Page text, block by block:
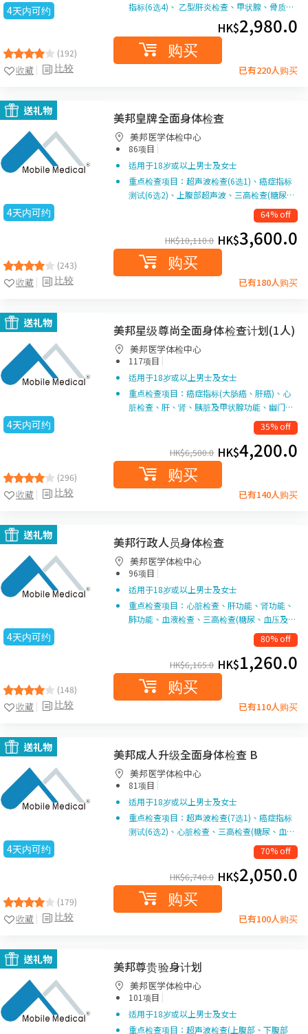
4天内可约
(192)
比较
收藏
指标(6选4)、 乙型肝炎检查、甲状腺、骨质…
HK$2,980.0
购买
已有220人购买
送礼物
4天内可约
(243)
比较
收藏
美邦皇牌全面身体检查
美邦医学体检中心
86项目 |
适用于18岁或以上男士及女士
重点检查项目：超声波检查(6选1)、癌症指标
测试(6选2)、上腹部超声波、三高检查(糖尿…
64% off
HK$10,110.0 HK$3,600.0
购买
已有180人购买
送礼物
4天内可约
(296)
比较
收藏
美邦星级尊尚全面身体检查计划(1人)
美邦医学体检中心
117项目 |
适用于18岁或以上男士及女士
重点检查项目：癌症指标(大肠癌、肝癌)、心
脏检查、肝、肾、胰脏及甲状腺功能、幽门…
35% off
HK$6,500.0 HK$4,200.0
购买
已有140人购买
送礼物
4天内可约
(148)
比较
收藏
美邦行政人员身体检查
美邦医学体检中心
96项目 |
适用于18岁或以上男士及女士
重点检查项目：心脏检查、肝功能、肾功能、
肺功能、血液检查、三高检查(糖尿、血压及…
80% off
HK$6,165.0 HK$1,260.0
购买
已有110人购买
送礼物
4天内可约
(179)
比较
收藏
美邦成人升级全面身体检查 B
美邦医学体检中心
81项目 |
适用于18岁或以上男士及女士
重点检查项目：超声波检查(7选1)、癌症指标
测试(6选2)、心脏检查、三高检查(糖尿、血…
70% off
HK$6,740.0 HK$2,050.0
购买
已有100人购买
送礼物 美邦尊贵验身计划
美邦医学体检中心
101项目 |
适用于18岁或以上男士及女士
重点检查项目：超声波检查(上腹部、下腹部